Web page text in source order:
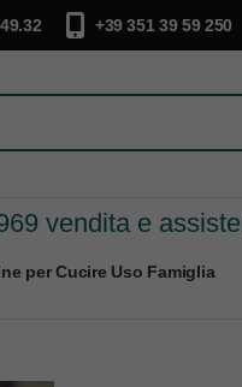
+39 351 39 59 250
vendita e
per Cucire Uso Famiglia